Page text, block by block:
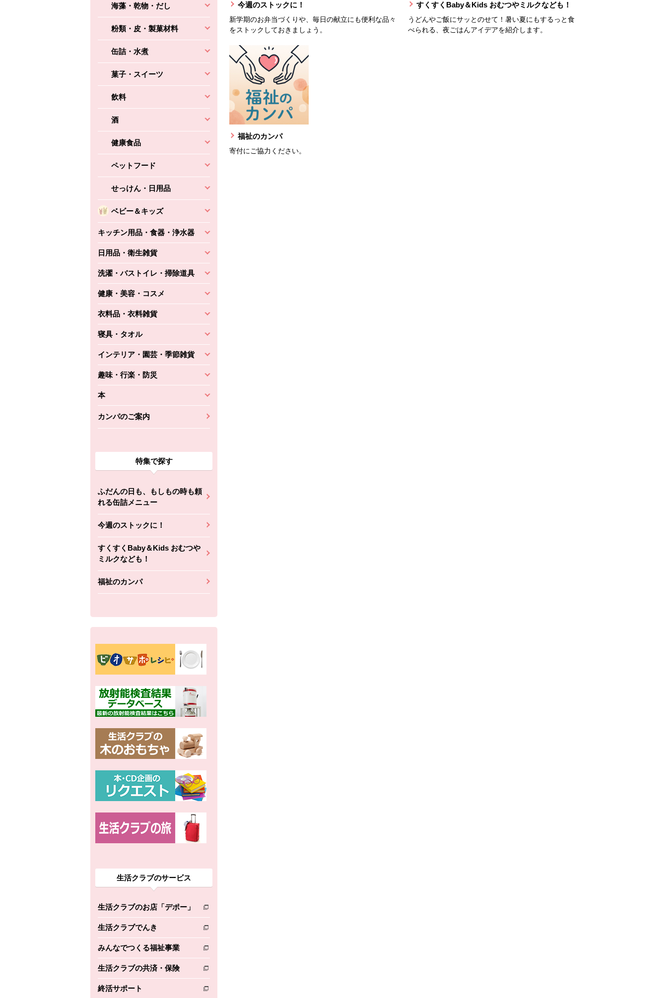
海藻・乾物・だし
粉類・皮・製菓材料
缶詰・水煮
菓子・スイーツ
飲料
酒
健康食品
ペットフード
せっけん・日用品
ベビー＆キッズ
キッチン用品・食器・浄水器
日用品・衛生雑貨
洗濯・バストイレ・掃除道具
健康・美容・コスメ
衣料品・衣料雑貨
寝具・タオル
インテリア・園芸・季節雑貨
趣味・行楽・防災
本
カンパのご案内
特集で探す
ふだんの日も、もしもの時も頼
れる缶詰メニュー
今週のストックに！
すくすくBaby＆Kids おむつや
ミルクなども！
福祉のカンパ
生活クラブのサービス
生活クラブのお店「デポー」
別のウィンドウで開きます。
生活クラブでんき
別のウィンドウで開きます。
みんなでつくる福祉事業
別のウィンドウで開きます。
生活クラブの共済・保険
別のウィンドウで開きます。
終活サポート
別のウィンドウで開きます。
今週のストックに！
新学期のお弁当づくりや、毎日の献立にも便利な品々
をストックしておきましょう。
すくすくBaby＆Kids おむつやミルクなども！
うどんやご飯にサッとのせて！暑い夏にもするっと食
べられる、夜ごはんアイデアを紹介します。
福祉のカンパ
寄付にご協力ください。